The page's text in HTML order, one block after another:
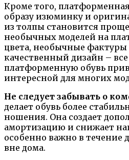
Кроме того,
образу изюминку и
из толпы становится
необычных моделей на
цвета, необычные фактуры
качественный дизайн – все
платформенную обувь
интересной для многих
Не следует забывать о
делает обувь более
ношения. Она создает
амортизацию и снижает
особенно важно в течение
вне дома.